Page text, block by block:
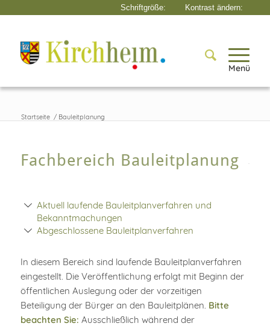
Menü
Startseite / Bauleitplanung
Fachbereich Bauleitplanung
Aktuell laufende Bauleitplanverfahren und
Bekanntmachungen
Abgeschlossene Bauleitplanverfahren
In diesem Bereich sind laufende Bauleitplanverfahren
eingestellt. Die Veröffentlichung erfolgt mit Beginn der
öffentlichen Auslegung oder der vorzeitigen
Beteiligung der Bürger an den Bauleitplänen. Bitte
beachten Sie: Ausschließlich während der